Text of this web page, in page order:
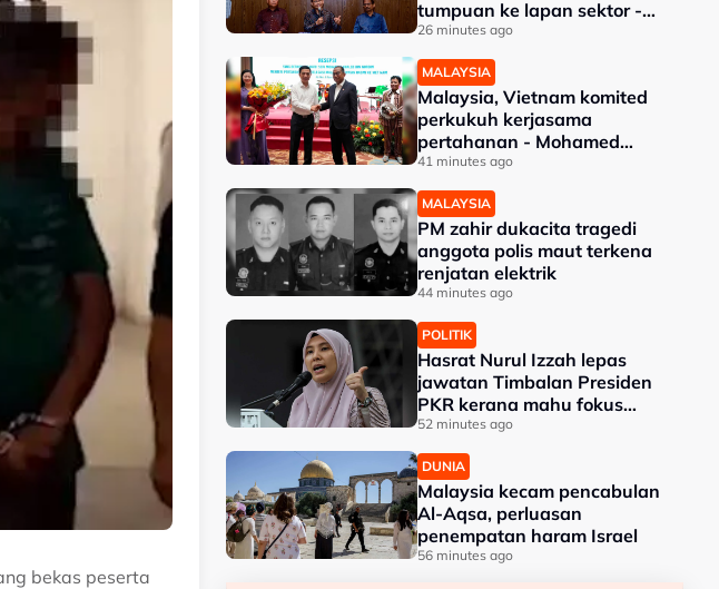
bekas peserta
tumpuan ke lapan sektor -
Akmal Nasrullah
26 minutes ago
MALAYSIA
Malaysia, Vietnam komited
perkukuh kerjasama
pertahanan - Mohamed
Khaled
41 minutes ago
MALAYSIA
PM zahir dukacita tragedi
anggota polis maut terkena
renjatan elektrik
44 minutes ago
POLITIK
Hasrat Nurul Izzah lepas
jawatan Timbalan Presiden
PKR kerana mahu fokus
pengajian lanjutan
52 minutes ago
DUNIA
Malaysia kecam pencabulan
Al-Aqsa, perluasan
penempatan haram Israel
56 minutes ago